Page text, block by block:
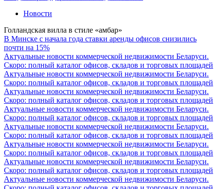
Новости
Голландская вилла в стиле «амбар»
В Минске с начала года ставки аренды офисов снизились
почти на 15%
Актуальные новости коммерческой недвижимости Беларуси.
Скоро: полный каталог офисов, складов и торговых площадей
Актуальные новости коммерческой недвижимости Беларуси.
Скоро: полный каталог офисов, складов и торговых площадей
Актуальные новости коммерческой недвижимости Беларуси.
Скоро: полный каталог офисов, складов и торговых площадей
Актуальные новости коммерческой недвижимости Беларуси.
Скоро: полный каталог офисов, складов и торговых площадей
Актуальные новости коммерческой недвижимости Беларуси.
Скоро: полный каталог офисов, складов и торговых площадей
Актуальные новости коммерческой недвижимости Беларуси.
Скоро: полный каталог офисов, складов и торговых площадей
Актуальные новости коммерческой недвижимости Беларуси.
Скоро: полный каталог офисов, складов и торговых площадей
Актуальные новости коммерческой недвижимости Беларуси.